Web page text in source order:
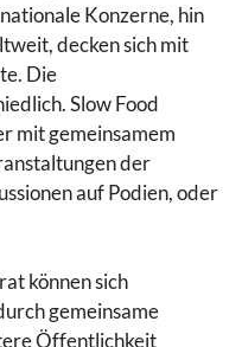
Konzerne, hin
decken sich mit
Die
Slow Food
mit gemeinsamem
der
auf Podien, oder
können sich
gemeinsame
Öffentlichkeit